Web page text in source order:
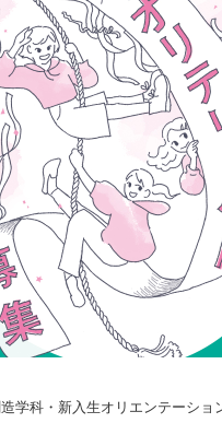
学科・新入生オリエンテーショ